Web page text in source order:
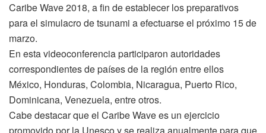
Caribe Wave 2018, a fin de establecer los preparativos
para el simulacro de tsunami a efectuarse el próximo 15 de
marzo.
En esta videoconferencia participaron autoridades
correspondientes de países de la región entre ellos
México, Honduras, Colombia, Nicaragua, Puerto Rico,
Dominicana, Venezuela, entre otros.
Cabe destacar que el Caribe Wave es un ejercicio